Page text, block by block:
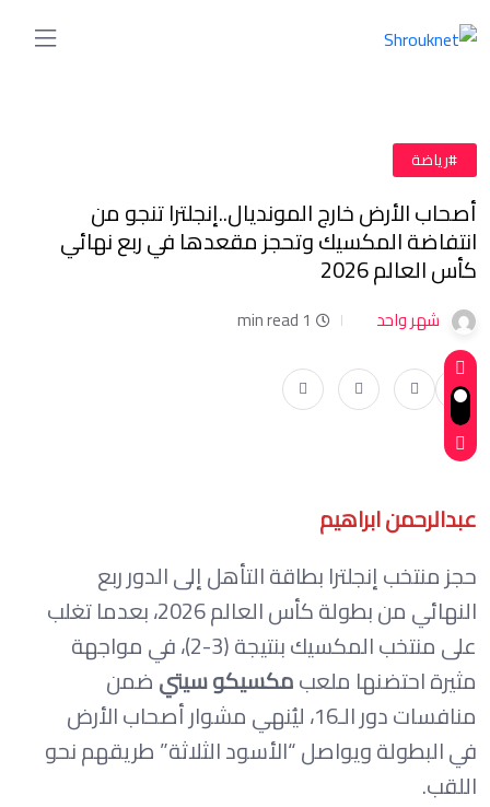
#رياضة
أصحاب الأرض خارج المونديال..إنجلترا تنجو من
انتفاضة المكسيك وتحجز مقعدها في ربع نهائي
كأس العالم 2026
شهر واحد 1 min read
عبدالرحمن ابراهيم
حجز منتخب إنجلترا بطاقة التأهل إلى الدور ربع
النهائي من بطولة كأس العالم 2026، بعدما تغلب
على منتخب المكسيك بنتيجة (3-2)، في مواجهة
مثيرة احتضنها ملعبمكسيكو سيتيضمن
منافسات دور الـ16، ليُنهي مشوار أصحاب الأرض
في البطولة ويواصل “الأسود الثلاثة” طريقهم نحو
اللقب.